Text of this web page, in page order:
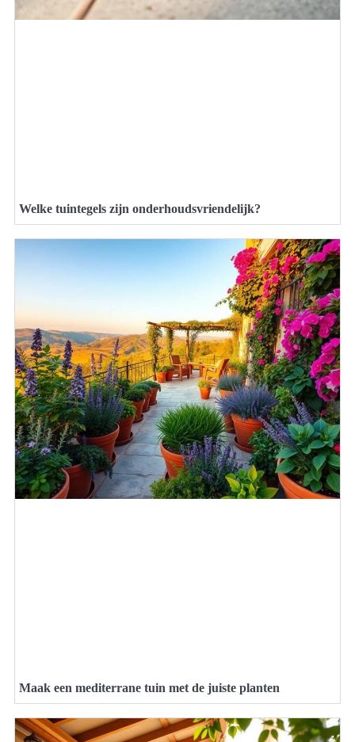
Welke tuintegels zijn onderhoudsvriendelijk?
Maak een mediterrane tuin met de juiste planten